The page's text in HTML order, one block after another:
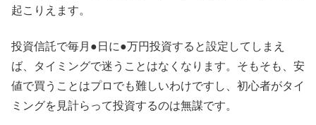
起こりえます。
投資信託で毎月●日に●万円投資すると設定してしまえ
ば、タイミングで迷うことはなくなります。そもそも、安
値で買うことはプロでも難しいわけですし、初心者がタイ
ミングを見計らって投資するのは無謀です。